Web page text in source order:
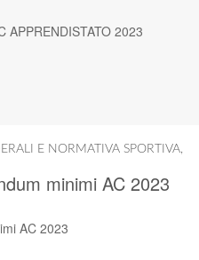
APPRENDISTATO 2023
E NORMATIVA SPORTIVA,
minimi AC 2023
AC 2023